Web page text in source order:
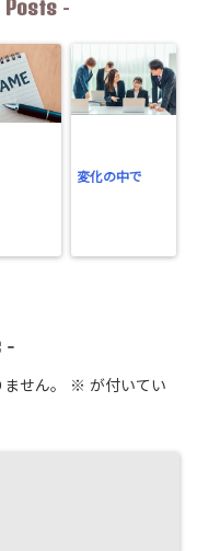
Posts -
変化の中で
-
せん。 ※ が付いてい